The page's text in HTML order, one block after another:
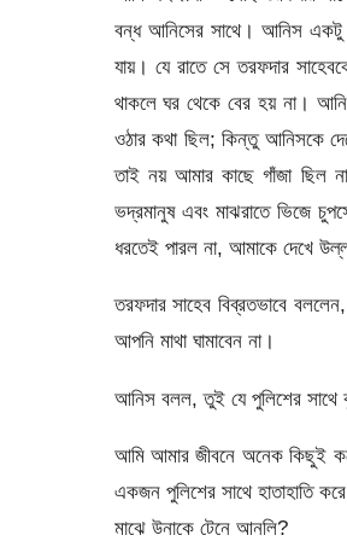
বন্ধ আনিসের সাথে। আনিস একটু
যায়। যে রাতে সে তরফদার
থাকলে ঘর থেকে বের হয় না।
ওঠার কথা ছিল; কিন্তু আনিসকে
তাই নয় আমার কাছে গাঁজা ছিল
ভদ্রমানুষ এবং মাঝরাতে ভিজে
ধরতেই পারল না, আমাকে দেখে
তরফদার সাহেব বিব্রতভাবে
আপনি মাথা ঘামাবেন না।
আনিস বলল, তুই যে পুলিশের সাথে
আমি আমার জীবনে অনেক কিছুই
একজন পুলিশের সাথে হাতাহাতি
মাঝে উনাকে টেনে আনলি?